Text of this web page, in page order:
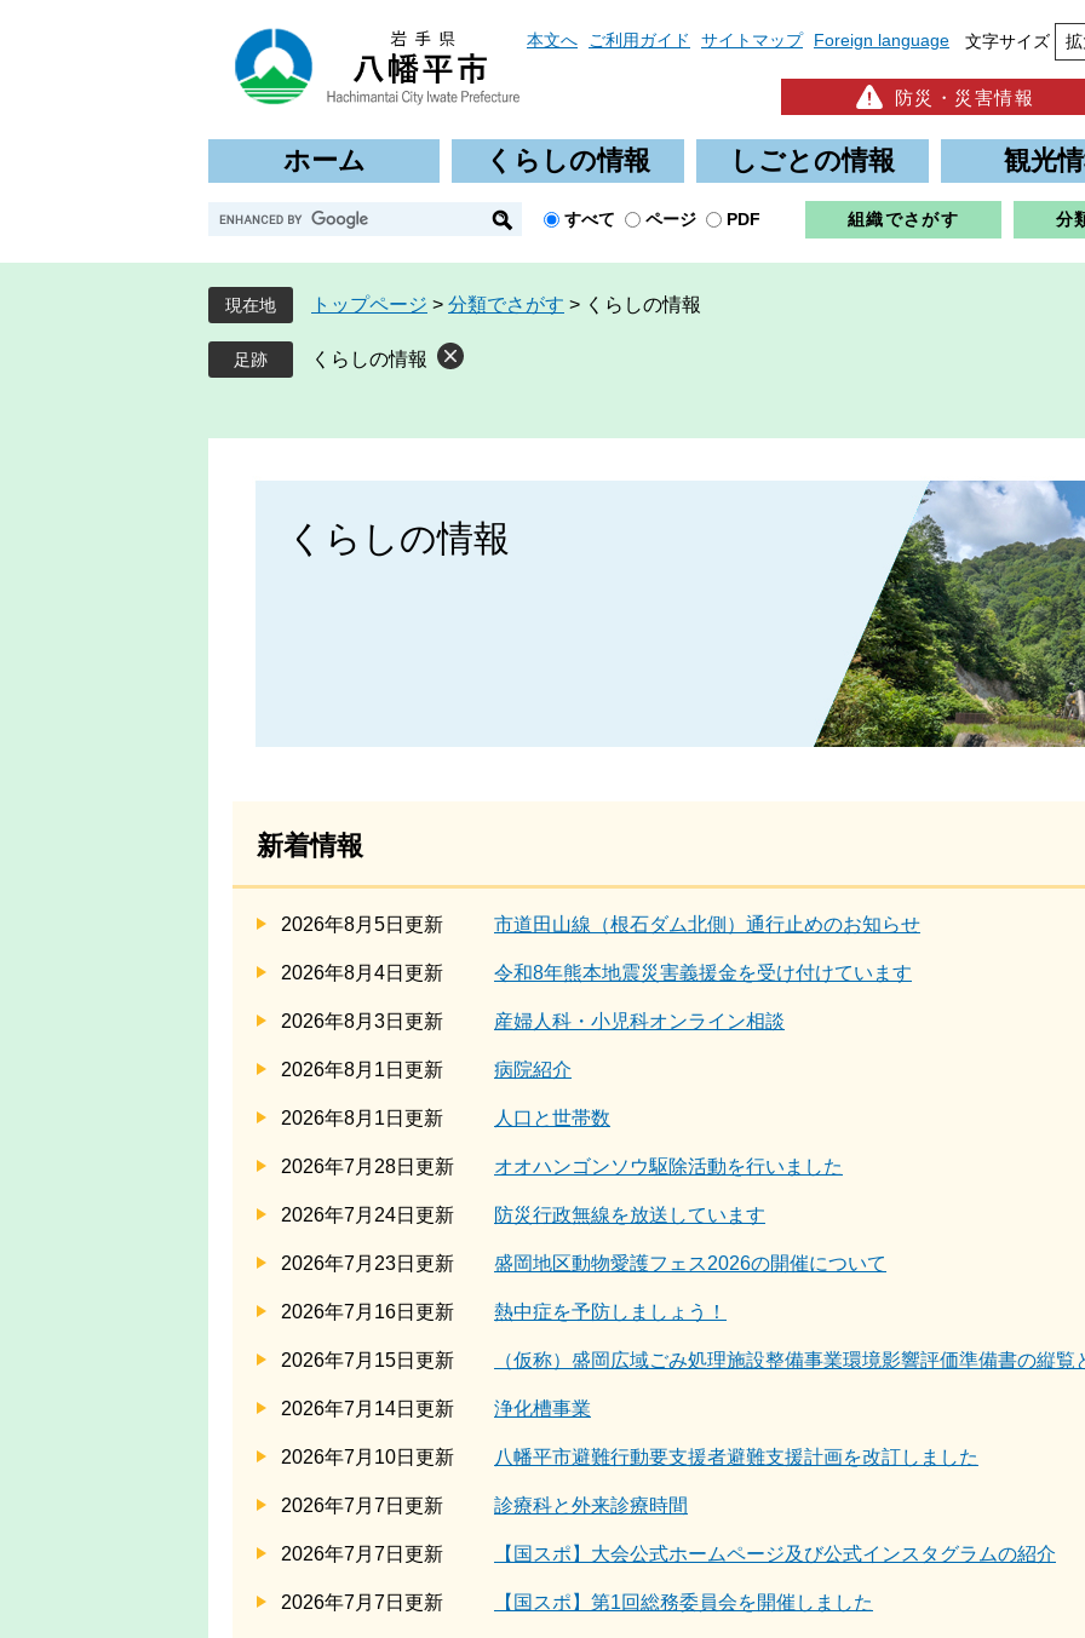
本文へ ご利用ガイド サイトマップ Foreign language 文字サイズ
防災・災害情報
ホーム くらしの情報 しごとの情報 観光
G
o
g
l
e
カ
すべて ページ PDF 組織でさがす 分
現在地 トップページ > 分類でさがす > くらしの情報
くらしの情報
くらしの情報
新着情報
2026年8月5日更新 市道田山線（根石ダム北側）通行止めのお知らせ
2026年8月4日更新 令和8年熊本地震災害義援金を受け付けています
2026年8月3日更新 産婦人科・小児科オンライン相談
2026年8月1日更新 病院紹介
2026年8月1日更新 人口と世帯数
2026年7月28日更新 オオハンゴンソウ駆除活動を行いました
2026年7月24日更新 防災行政無線を放送しています
2026年7月23日更新 盛岡地区動物愛護フェス2026の開催について
2026年7月16日更新 熱中症を予防しましょう！
2026年7月15日更新 （仮称）盛岡広域ごみ処理施設整備事業環境影響評価準備書の縦
2026年7月14日更新 浄化槽事業
2026年7月10日更新 八幡平市避難行動要支援者避難支援計画を改訂しました
2026年7月7日更新 診療科と外来診療時間
2026年7月7日更新 【国スポ】大会公式ホームページ及び公式インスタグラムの紹介
2026年7月7日更新 【国スポ】第1回総務委員会を開催しました